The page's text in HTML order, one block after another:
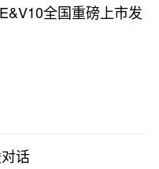
全国重磅上市发
话